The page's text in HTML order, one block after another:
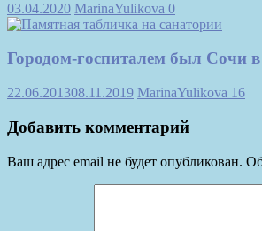
03.04.2020 MarinaYulikova 0
Городом-госпиталем был Сочи
22.06.201308.11.2019 MarinaYulikova 16
Добавить комментарий
Ваш адрес email не будет опубликован.